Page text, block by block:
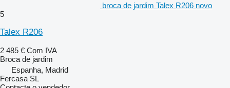
broca de jardim Talex R206 novo
5
Talex R206
2 485 € Com IVA
Broca de jardim
Espanha, Madrid
Fercasa SL